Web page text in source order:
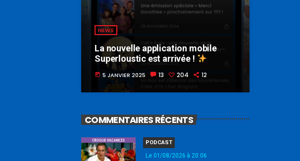
NEWS
La nouvelle application mobile
Superloustic est arrivée !
today 5 JANVIER 2025 13 204 12
COMMENTAIRES RÉCENTS
PODCAST
Le 01/08/2026 à 20:06